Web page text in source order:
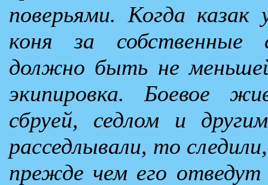
поверьями. Когда казак
коня за собственные
должно быть не
экипировка. Боевое
сбруей, седлом и
расседлывали, то
прежде чем его